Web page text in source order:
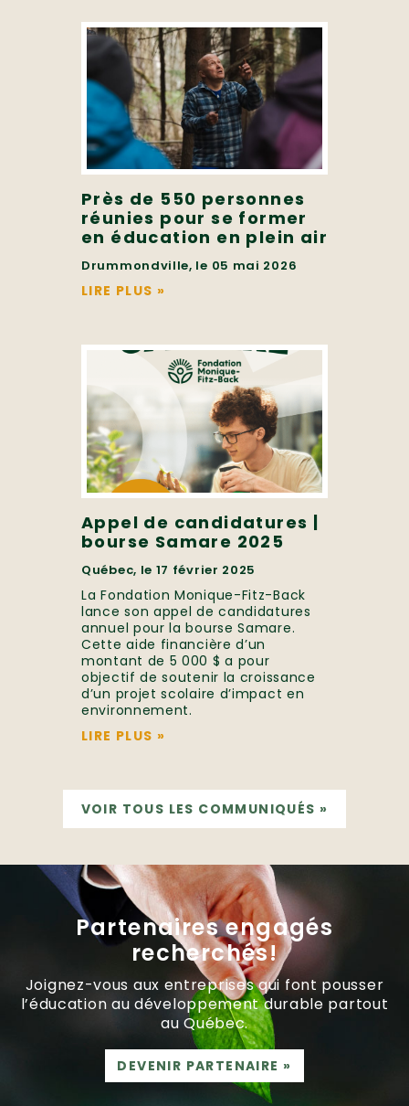
Près de 550 personnes
réunies pour se former
en éducation en plein air
Drummondville, le 05 mai 2026
LIRE PLUS »
Appel de candidatures |
bourse Samare 2025
Québec, le 17 février 2025
La Fondation Monique-Fitz-Back
lance son appel de candidatures
annuel pour la bourse Samare.
Cette aide financière d’un
montant de 5 000 $ a pour
objectif de soutenir la croissance
d’un projet scolaire d’impact en
environnement.
LIRE PLUS »
VOIR TOUS LES COMMUNIQUÉS »
Partenaires engagés
recherchés!
Joignez-vous aux entreprises qui font pousser
l’éducation au développement durable partout
au Québec.
DEVENIR PARTENAIRE »